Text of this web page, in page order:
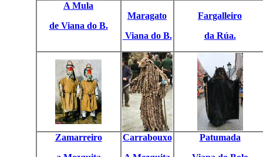
A Mula
de Viana do B.
Maragato
Viana do B.
Fargalleiro
da Rúa.
Zamarreiro
Carrabouxo
Patumada